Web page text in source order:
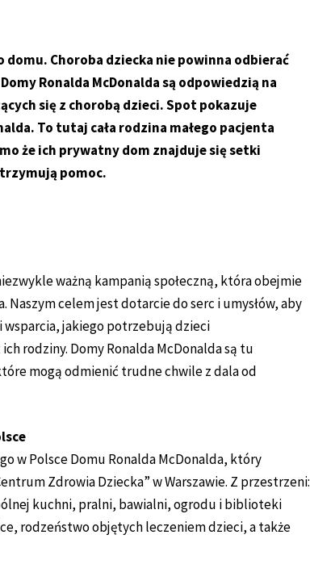
domu. Choroba dziecka nie powinna odbierać
Ronalda McDonalda są odpowiedzią na
się z chorobą dzieci. Spot pokazuje
To tutaj cała rodzina małego pacjenta
że ich prywatny dom znajduje się setki
pomoc.
ważną kampanią społeczną, która obejmie
Naszym celem jest dotarcie do serc i umysłów, aby
wsparcia, jakiego potrzebują dzieci
rodziny. Domy Ronalda McDonalda są tu
mogą odmienić trudne chwile z dala od
w Polsce Domu Ronalda McDonalda, który
Zdrowia Dziecka” w Warszawie. Z przestrzeni:
kuchni, pralni, bawialni, ogrodu i biblioteki
rodzeństwo objętych leczeniem dzieci, a także